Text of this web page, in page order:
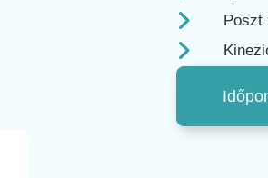
Poszt